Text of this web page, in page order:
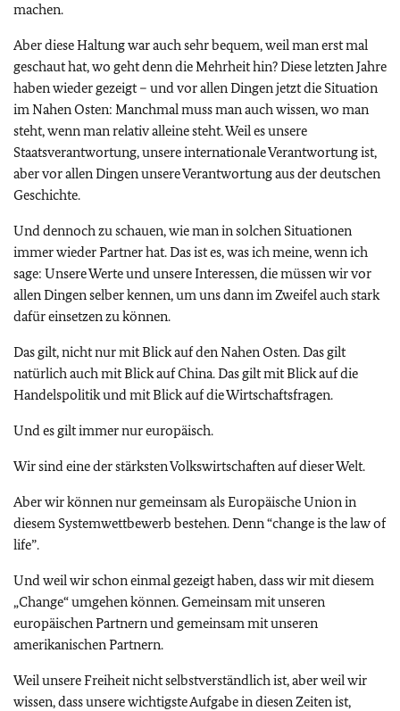
machen.
Aber diese Haltung war auch sehr bequem, weil man erst mal
geschaut hat, wo geht denn die Mehrheit hin? Diese letzten Jahre
haben wieder gezeigt – und vor allen Dingen jetzt die Situation
im Nahen Osten: Manchmal muss man auch wissen, wo man
steht, wenn man relativ alleine steht. Weil es unsere
Staatsverantwortung, unsere internationale Verantwortung ist,
aber vor allen Dingen unsere Verantwortung aus der deutschen
Geschichte.
Und dennoch zu schauen, wie man in solchen Situationen
immer wieder Partner hat. Das ist es, was ich meine, wenn ich
sage: Unsere Werte und unsere Interessen, die müssen wir vor
allen Dingen selber kennen, um uns dann im Zweifel auch stark
dafür einsetzen zu können.
Das gilt, nicht nur mit Blick auf den Nahen Osten. Das gilt
natürlich auch mit Blick auf China. Das gilt mit Blick auf die
Handelspolitik und mit Blick auf die Wirtschaftsfragen.
Und es gilt immer nur europäisch.
Wir sind eine der stärksten Volkswirtschaften auf dieser Welt.
Aber wir können nur gemeinsam als Europäische Union in
diesem Systemwettbewerb bestehen. Denn“change is the law of
life”.
Und weil wir schon einmal gezeigt haben, dass wir mit diesem
„Change“ umgehen können. Gemeinsam mit unseren
europäischen Partnern und gemeinsam mit unseren
amerikanischen Partnern.
Weil unsere Freiheit nicht selbstverständlich ist, aber weil wir
wissen, dass unsere wichtigste Aufgabe in diesen Zeiten ist,